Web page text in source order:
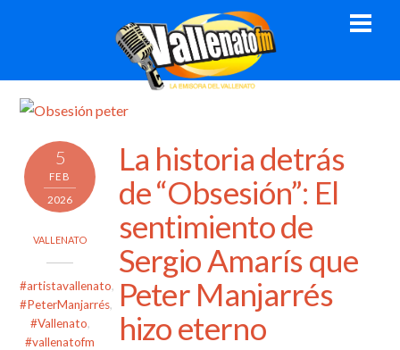
5
FEB
2026
VALLENATO
#artistavallenato,
#PeterManjarrés,
#Vallenato,
#vallenatofm
La historia detrás
de “Obsesión”: El
sentimiento de
Sergio Amarís que
Peter Manjarrés
hizo eterno